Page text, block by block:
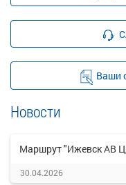
Ваши
Новости
Маршрут "Ижевск АВ
30.04.2026